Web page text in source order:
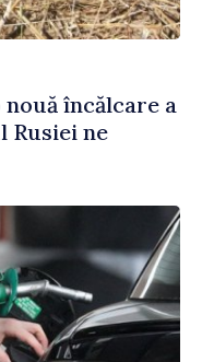
încălcare a
Rusiei ne